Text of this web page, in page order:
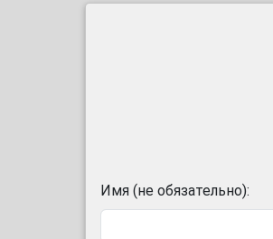
Имя (не обязательно):